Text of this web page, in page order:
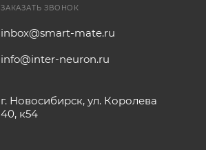
ЗАКАЗАТЬ ЗВОНОК
inbox@smart-mate.ru
info@inter-neuron.ru
г. Новосибирск, ул. Королева
40, к54